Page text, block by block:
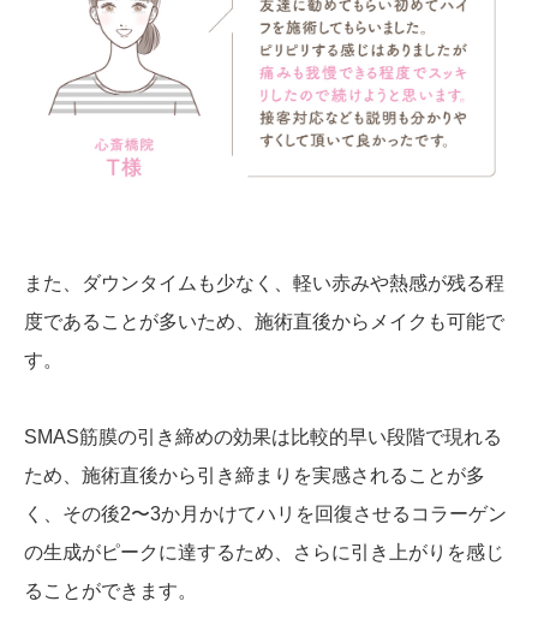
また、ダウンタイムも少なく、軽い赤みや熱感が残る程
度であることが多いため、施術直後からメイクも可能で
す。
SMAS筋膜の引き締めの効果は比較的早い段階で現れる
ため、施術直後から引き締まりを実感されることが多
く、その後2〜3か月かけてハリを回復させるコラーゲン
の生成がピークに達するため、さらに引き上がりを感じ
ることができます。